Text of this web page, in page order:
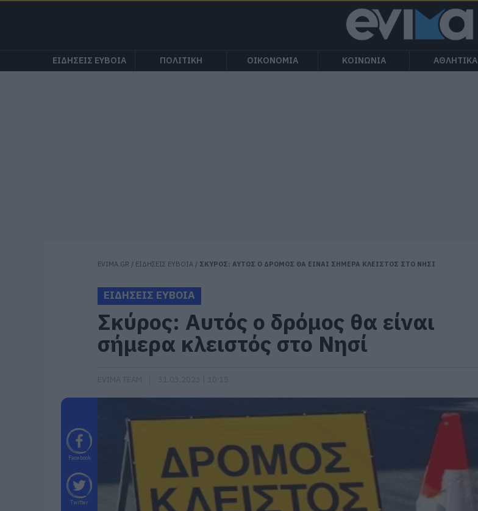
ΕΙΔΗΣΕΙΣ ΕΥΒΟΙΑ ΠΟΛΙΤΙΚΗ ΟΙΚΟΝΟΜΙΑ ΚΟΙΝΩΝΙΑ ΑΘΛΗΤΙΚΑ
EVIMA.GR / ΕΙΔΗΣΕΙΣ ΕΥΒΟΙΑ / ΣΚΥΡΟΣ: ΑΥΤΟΣ Ο ΔΡΟΜΟΣ ΘΑ ΕΙΝΑΙ ΣΗΜΕΡΑ ΚΛΕΙΣΤΟΣ ΣΤΟ ΝΗΣΙ
ΕΙΔΗΣΕΙΣ ΕΥΒΟΙΑ
Σκύρος: Αυτός ο δρόμος θα είναι
σήμερα κλειστός στο Νησί
Facebook
Twitter